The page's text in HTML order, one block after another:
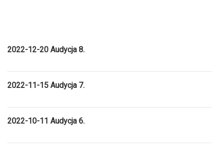
2022-12-20 Audycja 8.
2022-11-15 Audycja 7.
2022-10-11 Audycja 6.